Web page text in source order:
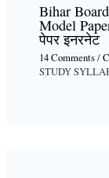
Bihar
Model
पेपर इनरनेट
14 Comments/
STUDY